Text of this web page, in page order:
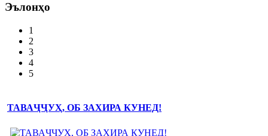
Эълонҳо
1
2
3
4
5
ТАВАҶҶУҲ, ОБ ЗАХИРА КУНЕД!